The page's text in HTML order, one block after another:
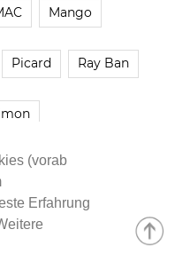
(vorab
Erfahrung
Mango
Picard Ray Ban
Steve Madden
Zara